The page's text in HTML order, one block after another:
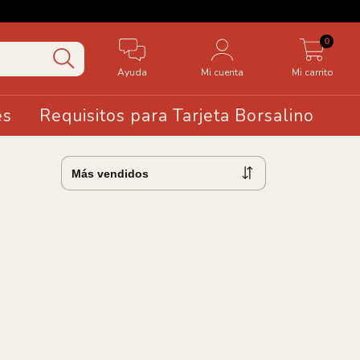
Ayuda Mi cuenta Mi carrito
0
Requisitos para Tarjeta Borsalino